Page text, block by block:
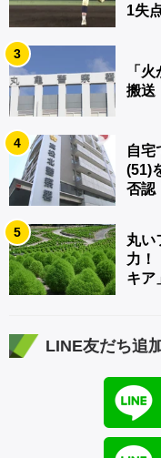
1失
3
「
搬
4
自宅
(51)
否
5
丸い
力！
キア
LINE友だち追